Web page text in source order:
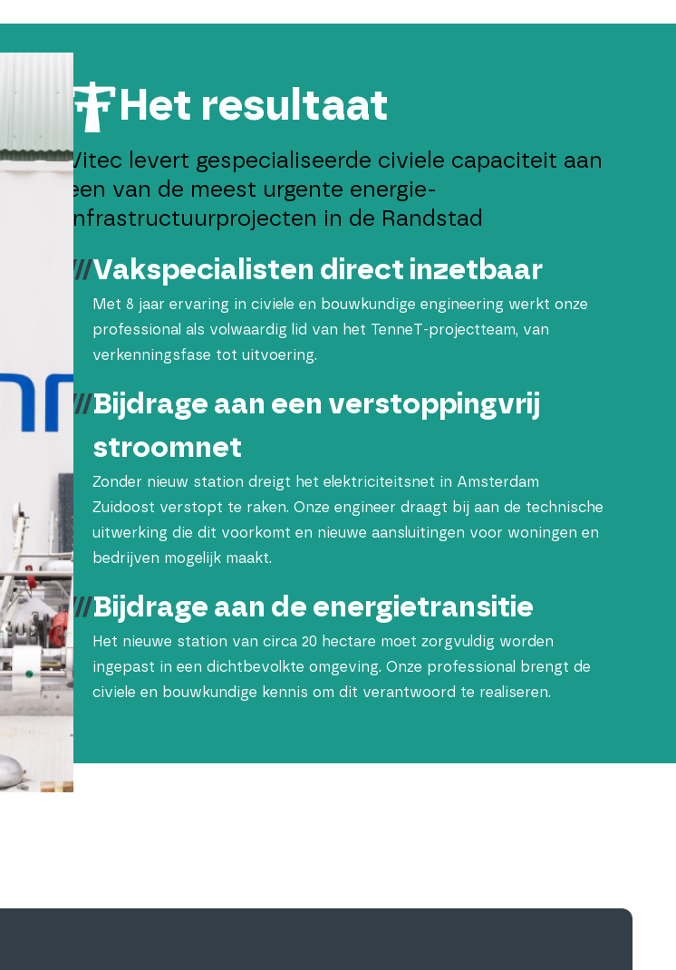
Het resultaat
Vitec levert gespecialiseerde civiele capaciteit aan
een van de meest urgente energie-
infrastructuurprojecten in de Randstad
Vakspecialisten direct inzetbaar
Met 8 jaar ervaring in civiele en bouwkundige engineering werkt onze
professional als volwaardig lid van het TenneT-projectteam, van
verkenningsfase tot uitvoering.
Bijdrage aan een verstoppingvrij
stroomnet
Zonder nieuw station dreigt het elektriciteitsnet in Amsterdam
Zuidoost verstopt te raken. Onze engineer draagt bij aan de technische
uitwerking die dit voorkomt en nieuwe aansluitingen voor woningen en
bedrijven mogelijk maakt.
Bijdrage aan de energietransitie
Het nieuwe station van circa 20 hectare moet zorgvuldig worden
ingepast in een dichtbevolkte omgeving. Onze professional brengt de
civiele en bouwkundige kennis om dit verantwoord te realiseren.